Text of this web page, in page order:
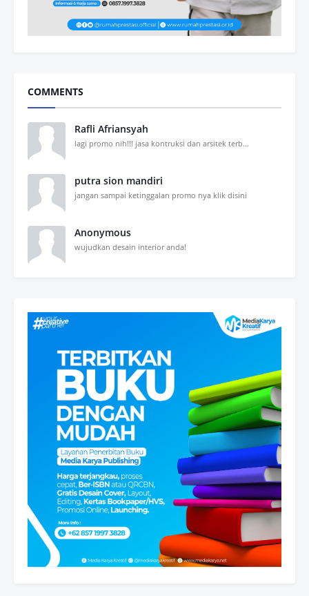
COMMENTS
Rafli Afriansyah
lagi promo nih!!! jasa kontruksi dan arsitek terb...
putra sion mandiri
jangan sampai ketinggalan promo nya klik disini
Anonymous
wujudkan desain interior anda!